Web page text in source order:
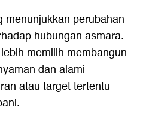
menunjukkan perubahan
hubungan asmara.
memilih membangun
dan alami
atau target tertentu